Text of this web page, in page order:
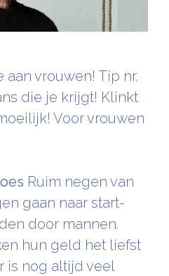
vrouwen! Tip nr.
die je krijgt! Klinkt
Voor vrouwen
Ruim negen van
gaan naar start-
door mannen.
hun geld het liefst
is nog altijd veel